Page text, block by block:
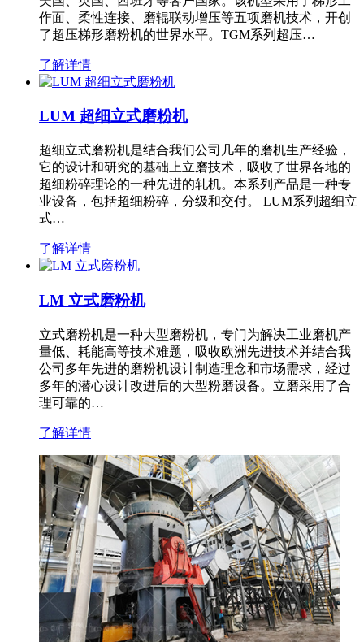
作面、柔性连接、磨辊联动增压等五项磨机技术，开创
了超压梯形磨粉机的世界水平。TGM系列超压…
了解详情
LUM 超细立式磨粉机
超细立式磨粉机是结合我们公司几年的磨机生产经验，
它的设计和研究的基础上立磨技术，吸收了世界各地的
超细粉碎理论的一种先进的轧机。本系列产品是一种专
业设备，包括超细粉碎，分级和交付。 LUM系列超细立
式…
了解详情
LM 立式磨粉机
立式磨粉机是一种大型磨粉机，专门为解决工业磨机产
量低、耗能高等技术难题，吸收欧洲先进技术并结合我
公司多年先进的磨粉机设计制造理念和市场需求，经过
多年的潜心设计改进后的大型粉磨设备。立磨采用了合
理可靠的…
了解详情